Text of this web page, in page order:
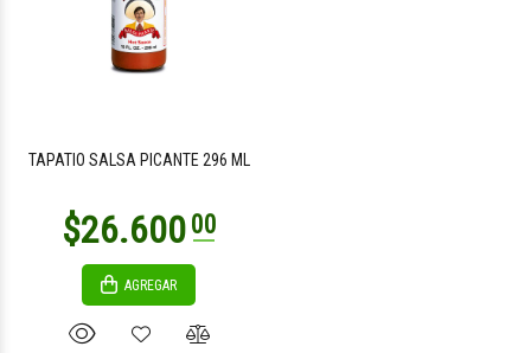
TAPATIO SALSA PICANTE 296 ML
AGREGAR